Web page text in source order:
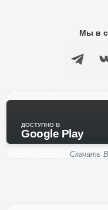
Мы в
ДОСТУПНО В
Google Play
Скачать